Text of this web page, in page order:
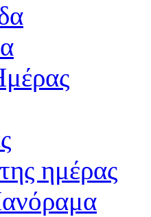
ημέρας